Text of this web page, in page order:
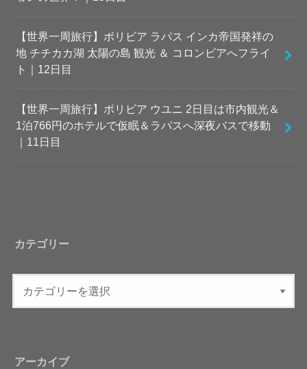
【世界一周旅行】ボリビア ラパス インカ帝国発祥の
地 チチカカ湖 太陽の島 観光 ＆ コロンビアへフライ
ト｜12日目
【世界一周旅行】ボリビア ウユニ 2日目は市内観光＆
1泊766円のホテルで仮眠＆ラパスへ深夜バスで移動
｜11日目
カテゴリー
アーカイブ